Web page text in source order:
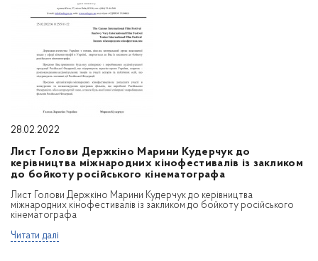
28.02.2022
Лист Голови Держкіно Марини Кудерчук до
керівництва міжнародних кінофестивалів із закликом
до бойкоту російського кінематографа
Лист Голови Держкіно Марини Кудерчук до керівництва
міжнародних кінофестивалів із закликом до бойкоту російського
кінематографа
Читати далі